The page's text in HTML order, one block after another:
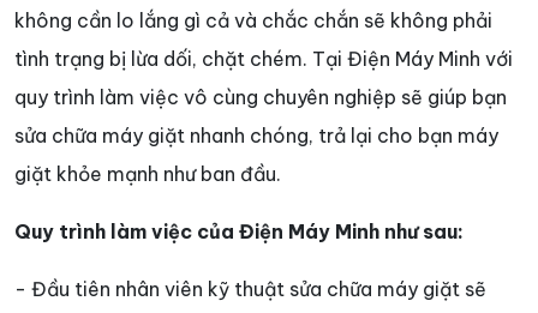
không cần lo lắng gì cả và chắc chắn sẽ không phải
tình trạng bị lừa dối, chặt chém. Tại Điện Máy Minh với
quy trình làm việc vô cùng chuyên nghiệp sẽ giúp bạn
sửa chữa máy giặt nhanh chóng, trả lại cho bạn máy
giặt khỏe mạnh như ban đầu.
Quy trình làm việc của Điện Máy Minh như sau:
- Đầu tiên nhân viên kỹ thuật sửa chữa máy giặt sẽ